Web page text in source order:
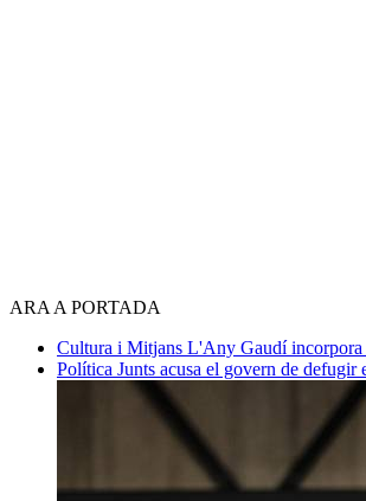
ARA A PORTADA
Cultura i Mitjans L'Any Gaudí incorpora
Política Junts acusa el govern de